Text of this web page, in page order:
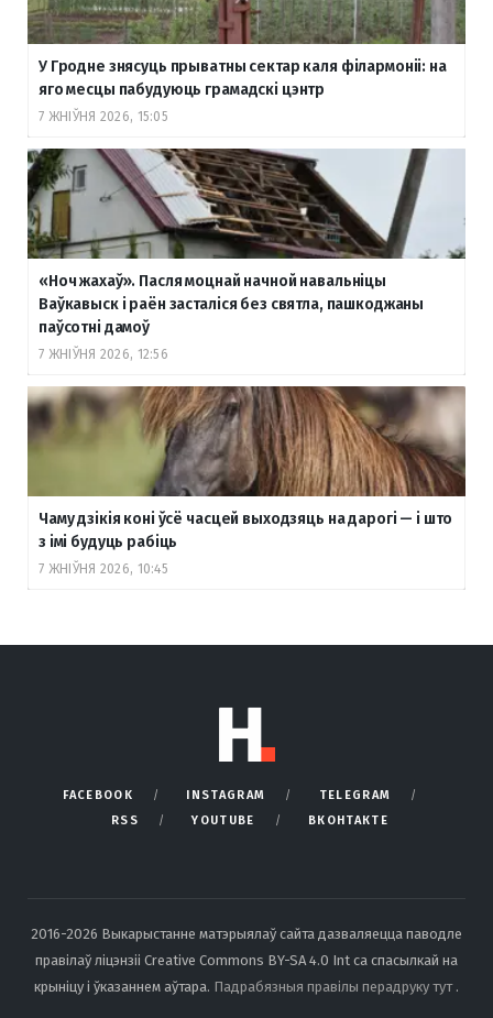
У Гродне знясуць прыватны сектар каля філармоніі: на
яго месцы пабудуюць грамадскі цэнтр
7 ЖНІЎНЯ 2026, 15:05
«Ноч жахаў». Пасля моцнай начной навальніцы
Ваўкавыск і раён засталіся без святла, пашкоджаны
паўсотні дамоў
7 ЖНІЎНЯ 2026, 12:56
Чаму дзікія коні ўсё часцей выходзяць на дарогі — і што
з імі будуць рабіць
7 ЖНІЎНЯ 2026, 10:45
FACEBOOK INSTAGRAM
TELEGRAM
RSS
YOUTUBE ВКОНТАКТЕ
2016-2026 Выкарыстанне матэрыялаў сайта дазваляецца паводле
правілаў ліцэнзіі Creative Commons BY-SA 4.0 Int са спасылкай на
крыніцу і ўказаннем аўтара. Падрабязныя правілы перадруку тут .